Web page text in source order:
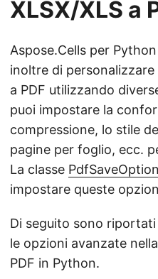
XLSX/XLS a
Aspose.Cells per
inoltre di personalizzare
a PDF utilizzando
puoi impostare la
compressione, lo stile
pagine per foglio, ecc.
La classe
impostare queste
Di seguito sono
le opzioni avanzate
PDF in Python.